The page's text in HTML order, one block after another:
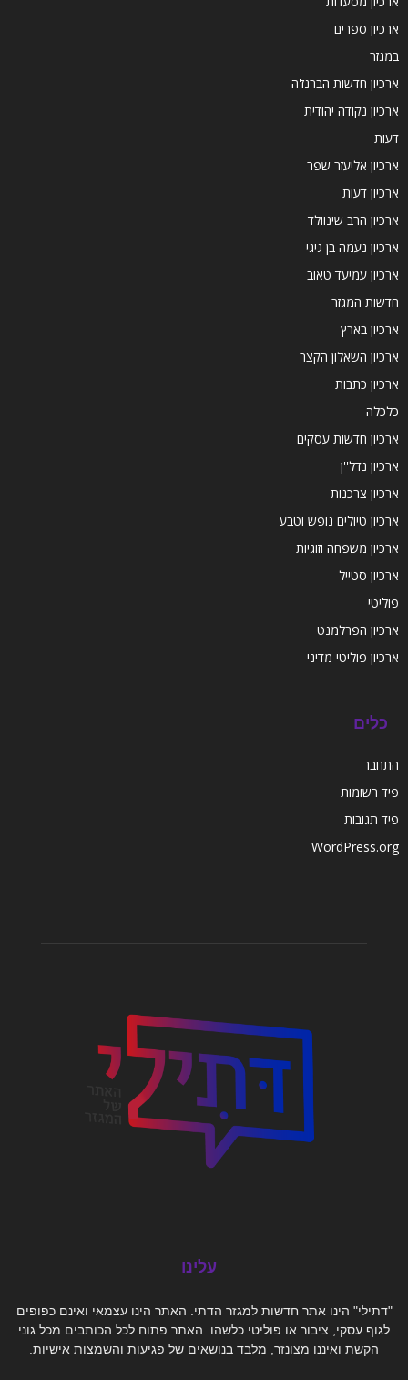
ארכיון ספרים
במגזר
ארכיון חדשות הברנז'ה
ארכיון נקודה יהודית
דעות
ארכיון אליעזר שפר
ארכיון דעות
ארכיון הרב שינוולד
ארכיון נעמה בן גיגי
ארכיון עמיעד טאוב
חדשות המגזר
ארכיון בארץ
ארכיון השאלון הקצר
ארכיון כתבות
כלכלה
ארכיון חדשות עסקים
ארכיון נדל''ן
ארכיון צרכנות
ארכיון טיולים נופש וטבע
ארכיון משפחה וזוגיות
ארכיון סטייל
פוליטי
ארכיון הפרלמנט
ארכיון פוליטי מדיני
כלים
התחבר
פיד רשומות
פיד תגובות
WordPress.org
עלינו
"דתילי" הינו אתר חדשות למגזר הדתי. האתר הינו עצמאי ואינם כפופים
לגוף עסקי, ציבור או פוליטי כלשהו. האתר פתוח לכל הכותבים מכל גוני
הקשת ואיננו מצונזר, מלבד בנושאים של פגיעות והשמצות אישיות.